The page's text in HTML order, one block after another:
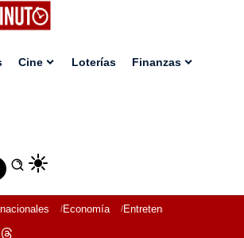
Cine Loterías Finanzas
Economía Entretenimiento